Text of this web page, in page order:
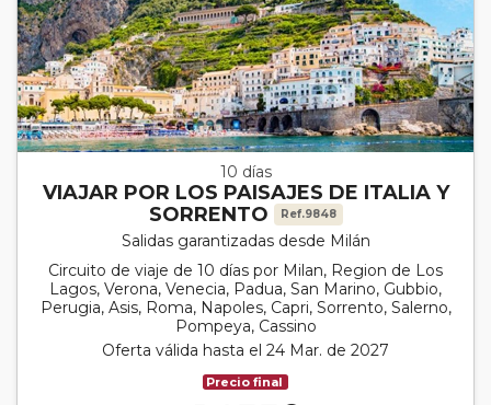
10 días
VIAJAR POR LOS PAISAJES DE ITALIA Y
SORRENTO
Ref.9848
Salidas garantizadas desde Milán
Circuito de viaje de 10 días por Milan, Region de Los
Lagos, Verona, Venecia, Padua, San Marino, Gubbio,
Perugia, Asis, Roma, Napoles, Capri, Sorrento, Salerno,
Pompeya, Cassino
Oferta válida hasta el 24 Mar. de 2027
Precio final